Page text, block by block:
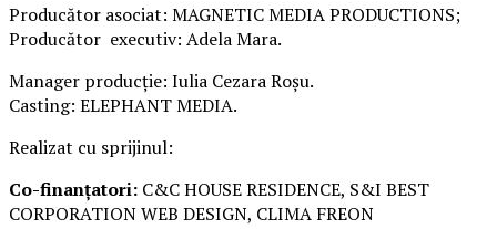
Producător asociat: MAGNETIC MEDIA PRODUCTIONS;
Producător executiv: Adela Mara.
Manager producție: Iulia Cezara Roșu.
Casting: ELEPHANT MEDIA.
Realizat cu sprijinul:
Co-finanțatori: C&C HOUSE RESIDENCE, S&I BEST
CORPORATION WEB DESIGN, CLIMA FREON